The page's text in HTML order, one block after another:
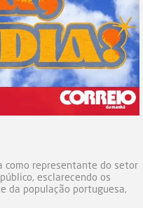
como representante do setor
esclarecendo os
da população portuguesa,